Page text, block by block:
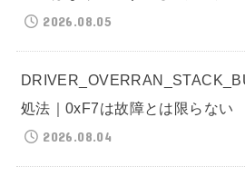
2026.08.05
処法｜0xF7は故障とは限らない
2026.08.04